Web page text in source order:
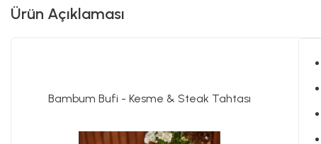
Ürün Açıklaması
Bambum Bufi - Kesme & Steak Tahtası